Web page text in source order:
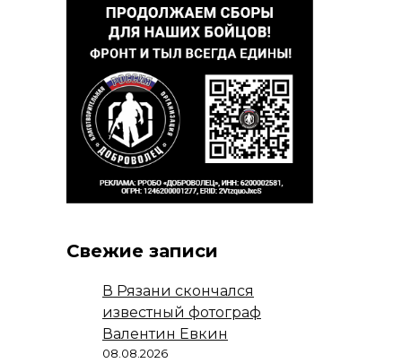
Свежие записи
В Рязани скончался
известный фотограф
Валентин Евкин
08.08.2026